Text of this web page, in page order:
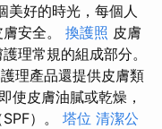
美好的時光，每個人
安全。 換護照 皮膚
理常規的組成部分。
理產品還提供皮膚類
使皮膚油膩或乾燥，
）。 塔位 清潔公